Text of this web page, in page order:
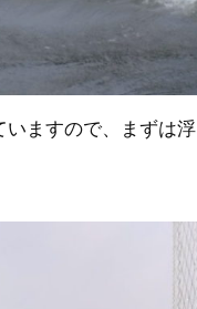
ますので、まずは浮